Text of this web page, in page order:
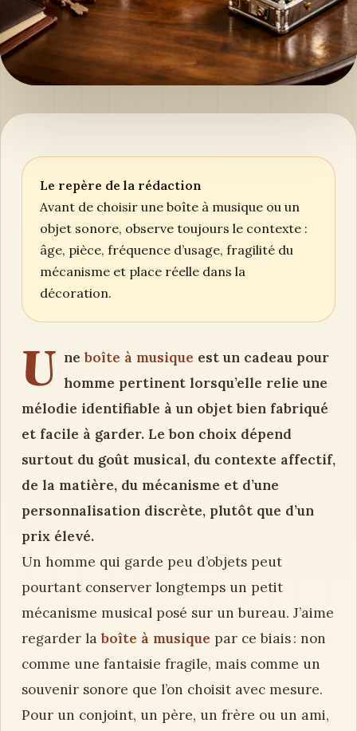
Le repère de la rédaction
Avant de choisir une boîte à musique ou un
objet sonore, observe toujours le contexte :
âge, pièce, fréquence d’usage, fragilité du
mécanisme et place réelle dans la
décoration.
U neboîte à musique est un cadeau pour
homme pertinent lorsqu’elle relie une
mélodie identifiable à un objet bien fabriqué
et facile à garder. Le bon choix dépend
surtout du goût musical, du contexte affectif,
de la matière, du mécanisme et d’une
personnalisation discrète, plutôt que d’un
prix élevé.
Un homme qui garde peu d’objets peut
pourtant conserver longtemps un petit
mécanisme musical posé sur un bureau. J’aime
regarder laboîte à musique par ce biais : non
comme une fantaisie fragile, mais comme un
souvenir sonore que l’on choisit avec mesure.
Pour un conjoint, un père, un frère ou un ami,